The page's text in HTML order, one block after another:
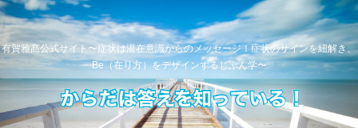
有賀雅髙公式サイト〜症状は潜在意識からのメッセージ！症状のサインを紐解き、
Be（在り方）をデザインするじぶん学〜